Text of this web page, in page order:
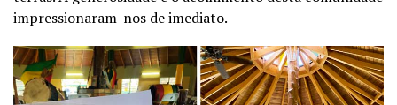
impressionaram-nos de imediato.